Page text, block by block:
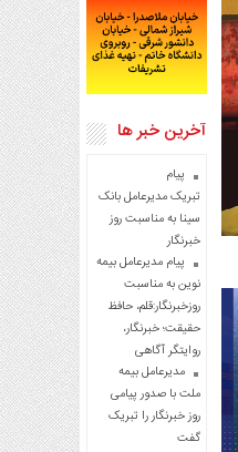
آخرین خبر ها
پیام
تبریک مدیرعامل بانک
سینا به مناسبت روز
خبرنگار
پیام مدیرعامل بیمه
نوین به مناسبت
روزخبرنگار:قلم، حافظ
حقیقت؛ خبرنگار،
روایتگر آگاهی
مدیرعامل بیمه
ملت با صدور پیامی
روز خبرنگار را تبریک
گفت